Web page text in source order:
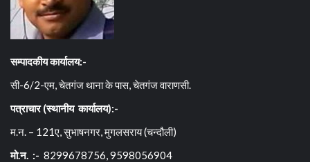
सम्पादकीय कार्यालय:-
सी-6/2-एम, चेतगंज थाना के पास, चेतगंज वाराणसी.
पत्राचार (स्थानीय कार्यालय):-
म.न. – 121ए, सुभाषनगर, मुगलसराय (चन्दौली)
मो.न. :- 8299678756, 9598056904